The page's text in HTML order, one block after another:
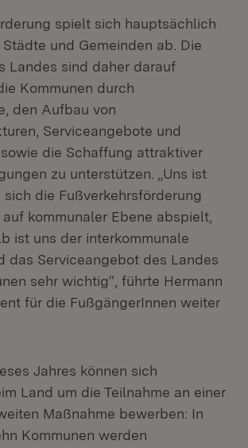
spielt sich hauptsächlich
und Gemeinden ab. Die
Landes sind daher darauf
Kommunen durch
den Aufbau von
Serviceangebote und
die Schaffung attraktiver
zu unterstützen. „Uns ist
die Fußverkehrsförderung
kommunaler Ebene abspielt,
ist uns der interkommunale
das Serviceangebot des Landes
sehr wichtig“, führte Hermann
für die FußgängerInnen weiter
Jahres können sich
Land um die Teilnahme an einer
Maßnahme bewerben: In
Kommunen werden